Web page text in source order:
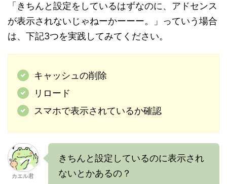
「きちんと設定をしているはずなのに、アドセンス
が表示されないじゃねーかーーー。」っていう場合
は、下記3つを実践してみてください。
キャッシュの削除
リロード
スマホで表示されているか確認
カエル君
きちんと設定しているのに表示され
ないとかあるの？